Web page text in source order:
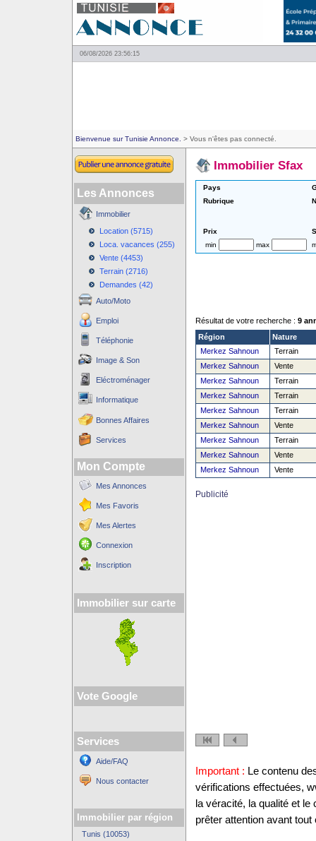
06/08/2026 23:56:15
Bienvenue sur Tunisie Annonce. > Vous n'êtes pas connecté.
Les Annonces
Immobilier
Location (5715)
Loca. vacances (255)
Vente (4453)
Terrain (2716)
Demandes (42)
Auto/Moto
Emploi
Téléphonie
Image & Son
Eléctroménager
Informatique
Bonnes Affaires
Services
Mon Compte
Mes Annonces
Mes Favoris
Mes Alertes
Connexion
Inscription
Immobilier sur carte
Vote Google
Services
Aide/FAQ
Nous contacter
Immobilier par région
Tunis (10053)
Immobilier Sfax
Pays
Rubrique
Prix
min
max
Résultat de votre recherche : 9
Région
Nature
Merkez Sahnoun
Terrain
Merkez Sahnoun
Vente
Merkez Sahnoun
Terrain
Merkez Sahnoun
Terrain
Merkez Sahnoun
Terrain
Merkez Sahnoun
Vente
Merkez Sahnoun
Terrain
Merkez Sahnoun
Vente
Merkez Sahnoun
Vente
Publicité
Important : Le contenu
vérifications effectuées,
la véracité, la qualité et
prêter attention avant tout